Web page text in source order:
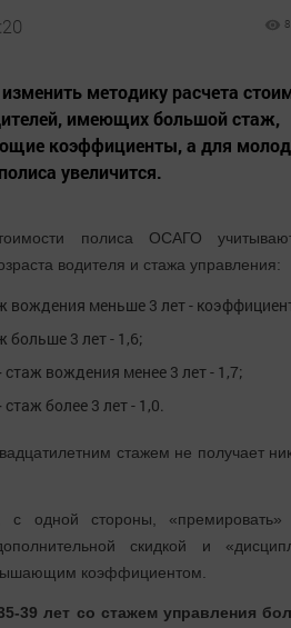
методику расчета
имеющих большой стаж,
коэффициенты, а для
увеличится.
полиса ОСАГО
водителя и стажа управления:
вождения меньше 3 лет -
больше 3 лет - 1,6;
стаж вождения менее 3 лет - 1,7;
более 3 лет - 1,0.
стажем не получает
с одной стороны,
скидкой и
коэффициентом.
39 лет со стажем управления